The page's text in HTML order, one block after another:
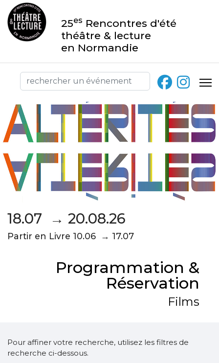
25es Rencontres d'été
théâtre & lecture
en Normandie
18.07 → 20.08.26
Partir en Livre 10.06 → 17.07
Programmation &
Réservation
Films
Pour affiner votre recherche, utilisez les filtres de
recherche ci-dessous.